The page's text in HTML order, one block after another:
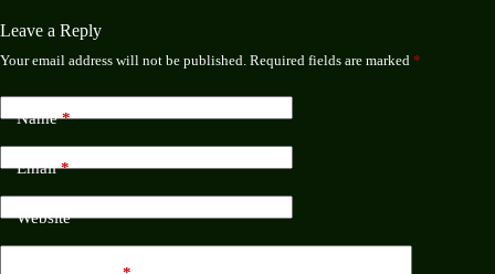
n
Leave a Reply
Your email address will not be published. Required fields are marked *
Name*
Email*
Website